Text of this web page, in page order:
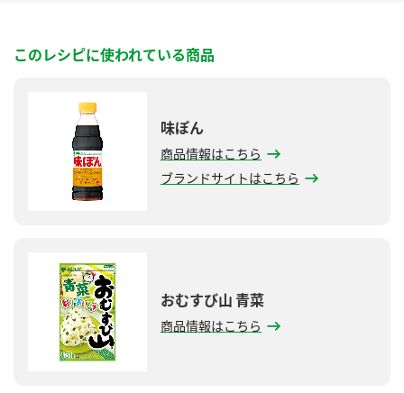
このレシピに使われている商品
味ぽん
商品情報はこちら
ブランドサイトはこちら
おむすび山 青菜
商品情報はこちら